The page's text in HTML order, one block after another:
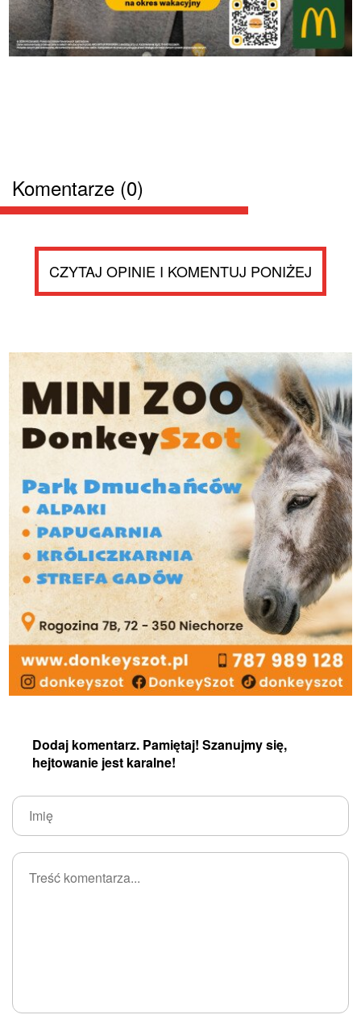
Komentarze (0)
CZYTAJ OPINIE I KOMENTUJ PONIŻEJ
Dodaj komentarz. Pamiętaj! Szanujmy się,
hejtowanie jest karalne!